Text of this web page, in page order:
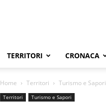
TERRITORI CRONACA
Home Territori Turismo e Sapori
Territori Turismo e Sapori